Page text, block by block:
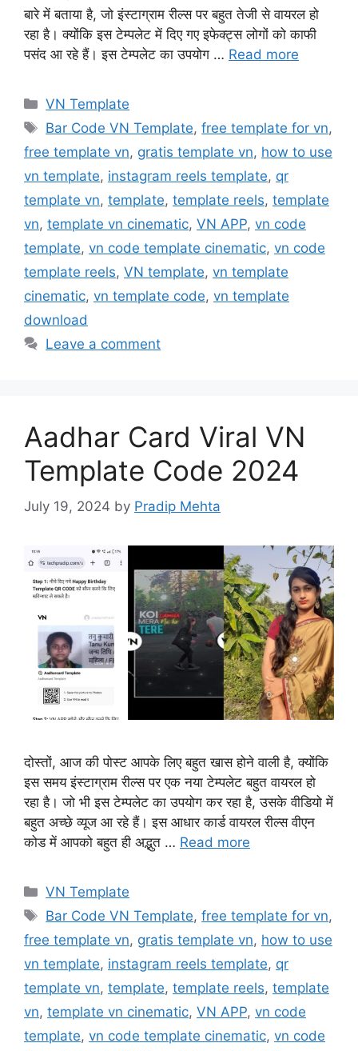
बारे में बताया है, जो इंस्टाग्राम रील्स पर बहुत तेजी से वायरल हो
रहा है। क्योंकि इस टेम्पलेट में दिए गए इफेक्ट्स लोगों को काफी
पसंद आ रहे हैं। इस टेम्पलेट का उपयोग … Read more
Categories
VN Template
Tags
Bar Code VN Template,free template for vn,
free template vn, gratis template vn, how to use
vn template, instagram reels template, qr
template vn, template, template reels, template
vn, template vn cinematic, VN APP, vn code
template, vn code template cinematic, vn code
template reels, VN template, vn template
cinematic, vn template code, vn template
download
Leave a comment
Aadhar Card Viral VN
Template Code 2024
July 19, 2024 by Pradip Mehta
दोस्तों, आज की पोस्ट आपके लिए बहुत खास होने वाली है, क्योंकि
इस समय इंस्टाग्राम रील्स पर एक नया टेम्पलेट बहुत वायरल हो
रहा है। जो भी इस टेम्पलेट का उपयोग कर रहा है, उसके वीडियो में
बहुत अच्छे व्यूज आ रहे हैं। इस आधार कार्ड वायरल रील्स वीएन
कोड में आपको बहुत ही अद्भुत … Read more
Categories
VN Template
Tags
Bar Code VN Template,free template for vn,
free template vn, gratis template vn, how to use
vn template, instagram reels template, qr
template vn, template, template reels, template
vn, template vn cinematic, VN APP, vn code
template, vn code template cinematic, vn code